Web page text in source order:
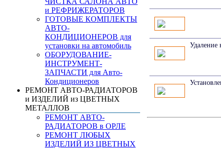
и РЕФРИЖЕРАТОРОВ
ГОТОВЫЕ КОМПЛЕКТЫ
АВТО-
КОНДИЦИОНЕРОВ для
установки на автомобиль
ОБОРУДОВАНИЕ-
ИНСТРУМЕНТ-
ЗАПЧАСТИ для Авто-
Кондиционеров
РЕМОНТ АВТО-РАДИАТОРОВ
и ИЗДЕЛИЙ из ЦВЕТНЫХ
МЕТАЛЛОВ
РЕМОНТ АВТО-
РАДИАТОРОВ в ОРЛЕ
РЕМОНТ ЛЮБЫХ
ИЗДЕЛИЙ ИЗ ЦВЕТНЫХ
Удаление